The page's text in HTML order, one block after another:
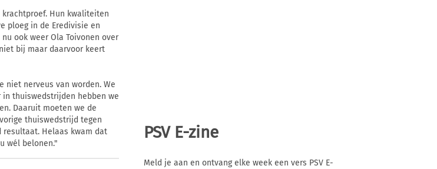
Hun kwaliteiten
ploeg in de Eredivisie en
ook weer Ola Toivonen over
bij maar daarvoor keert
niet nerveus van worden. We
in thuiswedstrijden hebben we
Daaruit moeten we de
thuiswedstrijd tegen
resultaat. Helaas kwam dat
wél belonen."
PSV E-zine
Meld je aan en ontvang elke week een vers PSV E-